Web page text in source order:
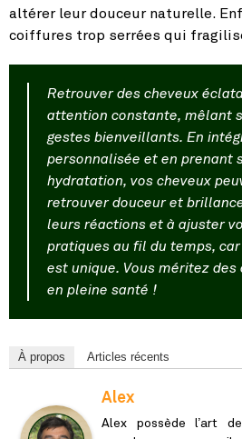
altérer leur douceur naturelle.
coiffures trop serrées qui
Retrouver des cheveux
attention constante, mêlant
gestes bienveillants. En
personnalisée et en prenant
hydratation, vos cheveux
retrouver douceur et
leurs réactions et à ajuster
pratiques au fil du temps,
est unique. Vous méritez
en pleine santé !
À propos Articles récents
Alex
Alex possède l’art